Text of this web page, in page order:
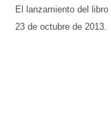
El lanzamiento del
23 de octubre de 2013.